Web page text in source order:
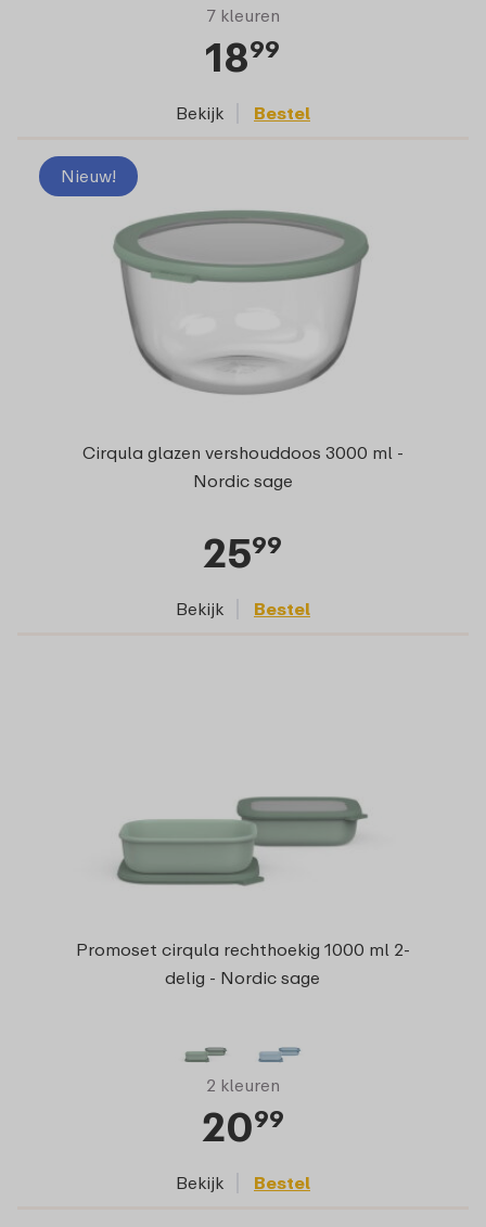
7 kleuren
1899
Bekijk Bestel
Nieuw!
Cirqula glazen vershouddoos 3000 ml -
Nordic sage
2599
Bekijk Bestel
Promoset cirqula rechthoekig 1000 ml 2-
delig - Nordic sage
2 kleuren
2099
Bekijk Bestel